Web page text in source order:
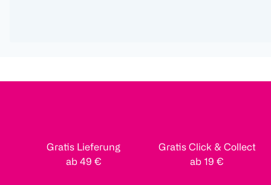
Gratis Lieferung
ab 49 €
Gratis Click & Collect
ab 19 €